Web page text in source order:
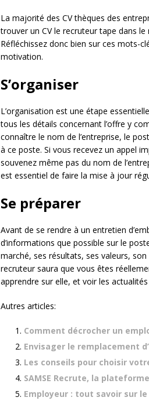
La majorité des CV thèques des
trouver un CV le recruteur tape dans
Réfléchissez donc bien sur ces mots-
motivation.
S’organiser
L’organisation est une étape
tous les détails concernant l’offre y
connaître le nom de l’entreprise, le
à ce poste. Si vous recevez un appel
souvenez même pas du nom de
est essentiel de faire la mise à jour
Se préparer
Avant de se rendre à un entretien
d’informations que possible sur le
marché, ses résultats, ses valeurs,
recruteur saura que vous êtes
apprendre sur elle, et voir les
Autres articles:
Comment décrocher un
Envisager le remplacement
Les conseils pour choisir
SAMSE Recrute, la
Employeur : tout savoir sur